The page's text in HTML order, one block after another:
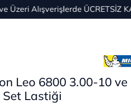
Alışverişlerde ÜCRETSİZ KARGO
Leo 6800 3.00-10 ve
Lastiği